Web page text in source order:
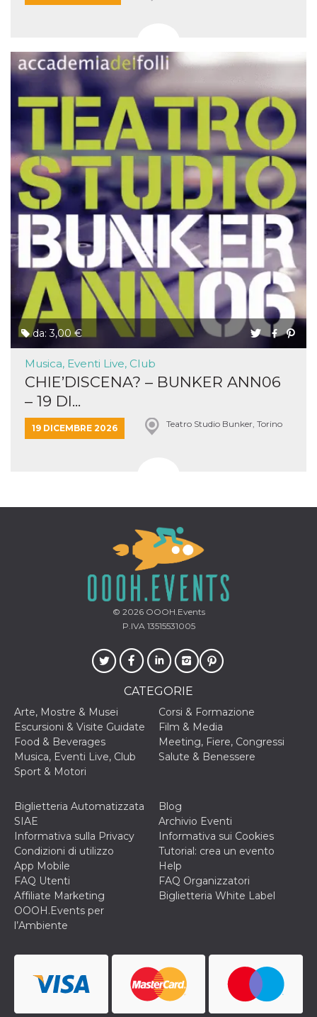
da: 3,00 €
Musica, Eventi Live, Club
CHIE’DISCENA? – BUNKER ANN06
– 19 DI...
19 DICEMBRE 2026 Teatro Studio Bunker, Torino
© 2026OOOH.Events
P.IVA 13515531005
CATEGORIE
Arte, Mostre & Musei
Corsi & Formazione
Escursioni & Visite Guidate
Film & Media
Food & Beverages
Meeting, Fiere, Congressi
Musica, Eventi Live, Club
Salute & Benessere
Sport & Motori
Biglietteria Automatizzata
SIAE
Blog
Archivio Eventi
Informativa sulla Privacy
Informativa sui Cookies
Condizioni di utilizzo
Tutorial: crea un evento
App Mobile
Help
FAQ Utenti
FAQ Organizzatori
Affiliate Marketing
Biglietteria White Label
OOOH.Events per
l’Ambiente